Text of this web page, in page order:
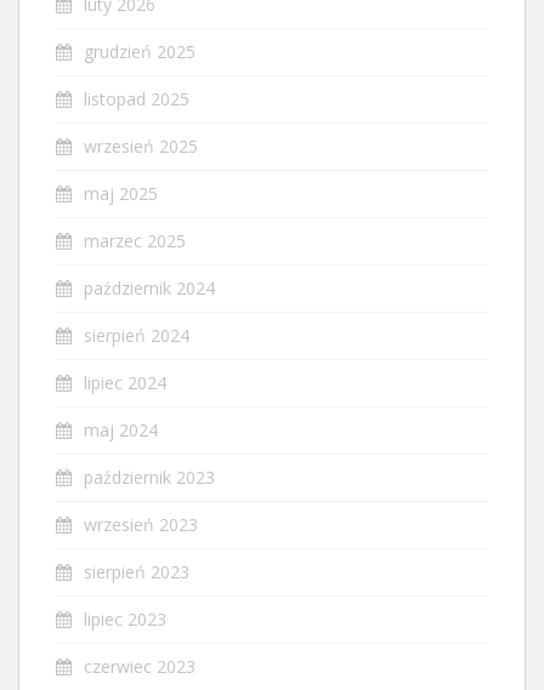
grudzień 2025
listopad 2025
wrzesień 2025
maj 2025
marzec 2025
październik 2024
sierpień 2024
lipiec 2024
maj 2024
październik 2023
wrzesień 2023
sierpień 2023
lipiec 2023
czerwiec 2023